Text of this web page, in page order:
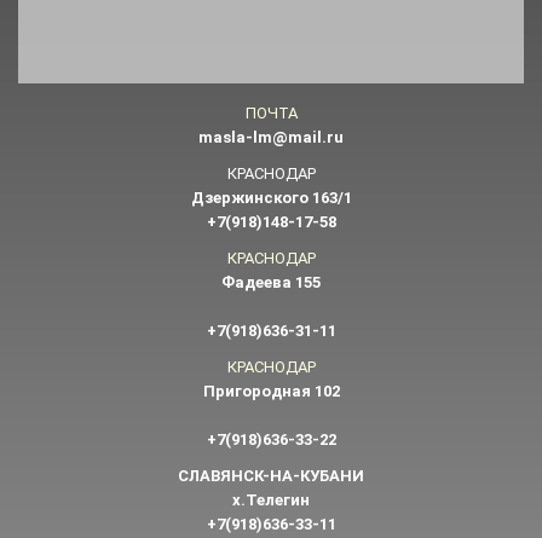
ПОЧТА
masla-lm@mail.ru
КРАСНОДАР
Дзержинского 163/1
+7(918)148-17-58
КРАСНОДАР
Фадеева 155
+7(918)636-31-11
КРАСНОДАР
Пригородная 102
+7(918)636-33-22
СЛАВЯНСК-НА-КУБАНИ
х.Телегин
+7(918)636-33-11